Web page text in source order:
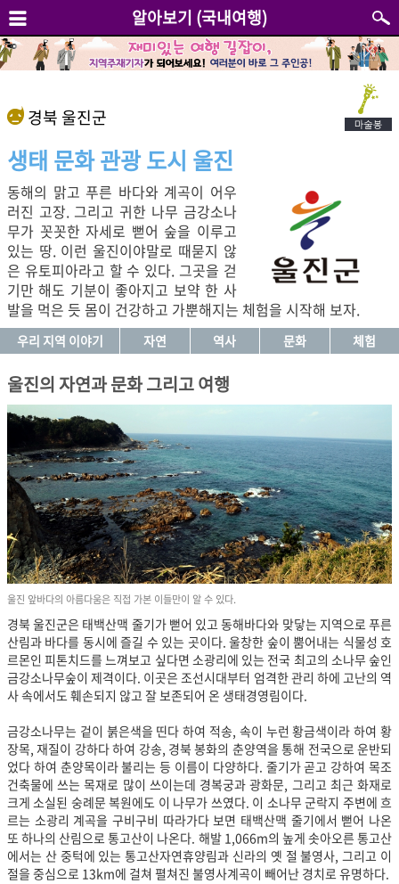
알아보기 (국내여행)
경북 울진군
생태 문화 관광 도시 울진
동해의 맑고 푸른 바다와 계곡이 어우
러진 고장. 그리고 귀한 나무 금강소나
무가 꼿꼿한 자세로 뻗어 숲을 이루고
있는 땅. 이런 울진이야말로 때묻지 않
은 유토피아라고 할 수 있다. 그곳을 걷
기만 해도 기분이 좋아지고 보약 한 사
발을 먹은 듯 몸이 건강하고 가뿐해지는 체험을 시작해 보자.
우리 지역 이야기 자연 역사 문화 체험
울진의 자연과 문화 그리고 여행
울진 앞바다의 아름다움은 직접 가본 이들만이 알 수 있다.
경북 울진군은 태백산맥 줄기가 뻗어 있고 동해바다와 맞닿는 지역으로 푸른
산림과 바다를 동시에 즐길 수 있는 곳이다. 울창한 숲이 뿜어내는 식물성 호
르몬인 피톤치드를 느껴보고 싶다면 소광리에 있는 전국 최고의 소나무 숲인
금강소나무숲이 제격이다. 이곳은 조선시대부터 엄격한 관리 하에 고난의 역
사 속에서도 훼손되지 않고 잘 보존되어 온 생태경영림이다.
금강소나무는 겉이 붉은색을 띤다 하여 적송, 속이 누런 황금색이라 하여 황
장목, 재질이 강하다 하여 강송, 경북 봉화의 춘양역을 통해 전국으로 운반되
었다 하여 춘양목이라 불리는 등 이름이 다양하다. 줄기가 곧고 강하여 목조
건축물에 쓰는 목재로 많이 쓰이는데 경복궁과 광화문, 그리고 최근 화재로
크게 소실된 숭례문 복원에도 이 나무가 쓰였다. 이 소나무 군락지 주변에 흐
르는 소광리 계곡을 구비구비 따라가다 보면 태백산맥 줄기에서 뻗어 나온
또 하나의 산림으로 통고산이 나온다. 해발 1,066m의 높게 솟아오른 통고산
에서는 산 중턱에 있는 통고산자연휴양림과 신라의 옛 절 불영사, 그리고 이
절을 중심으로 13km에 걸쳐 펼쳐진 불영사계곡이 빼어난 경치로 유명하다.